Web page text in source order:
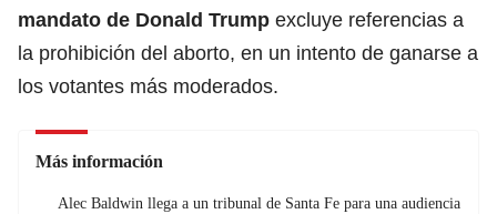
mandato de Donald Trump excluye referencias a
la prohibición del aborto, en un intento de ganarse a
los votantes más moderados.
Más información
Alec Baldwin llega a un tribunal de Santa Fe para una audiencia